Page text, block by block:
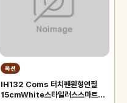
옥션
IH132 Coms 터치펜원형연필
15cmWhite스타일러스스마트폰